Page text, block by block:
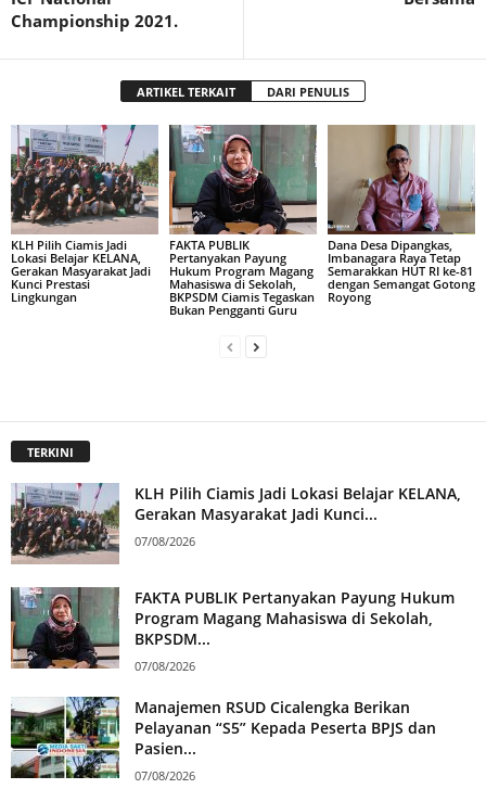
Championship 2021.
ARTIKEL TERKAIT DARI PENULIS
KLH Pilih Ciamis Jadi
Lokasi Belajar KELANA,
Gerakan Masyarakat Jadi
Kunci Prestasi
Lingkungan
FAKTA PUBLIK
Pertanyakan Payung
Hukum Program Magang
Mahasiswa di Sekolah,
BKPSDM Ciamis Tegaskan
Bukan Pengganti Guru
Dana Desa Dipangkas,
Imbanagara Raya Tetap
Semarakkan HUT RI ke-81
dengan Semangat Gotong
Royong
TERKINI
KLH Pilih Ciamis Jadi Lokasi Belajar KELANA,
Gerakan Masyarakat Jadi Kunci...
07/08/2026
FAKTA PUBLIK Pertanyakan Payung Hukum
Program Magang Mahasiswa di Sekolah,
BKPSDM...
07/08/2026
Manajemen RSUD Cicalengka Berikan
Pelayanan “S5” Kepada Peserta BPJS dan
Pasien...
07/08/2026